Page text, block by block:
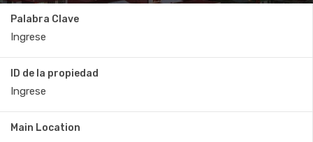
Palabra Clave
ID de la propiedad
Main Location